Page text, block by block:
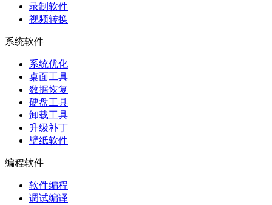
录制软件
视频转换
系统软件
系统优化
桌面工具
数据恢复
硬盘工具
卸载工具
升级补丁
壁纸软件
编程软件
软件编程
调试编译